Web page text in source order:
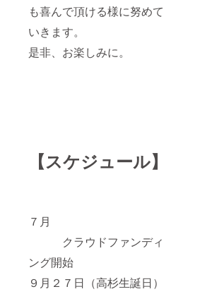
も喜んで頂ける様に努めて
いきます。
是非、お楽しみに。
【スケジュール】
７月
クラウドファンディ
ング開始
９月２７日（高杉生誕日）